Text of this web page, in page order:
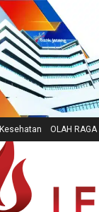
Kesehatan OLAH RAGA